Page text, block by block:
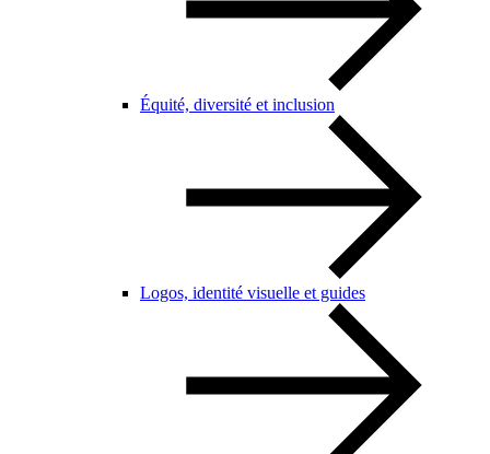
Équité, diversité et inclusion
Logos, identité visuelle et guides